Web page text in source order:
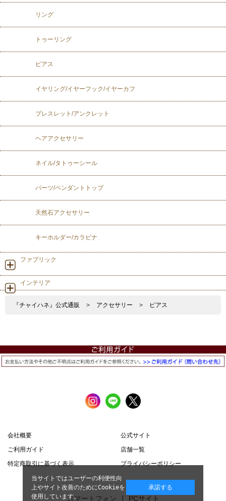
リング
トゥーリング
ピアス
イヤリング/イヤーフック/イヤーカフ
ブレスレット/アンクレット
ヘアアクセサリー
ネイル/タトゥーシール
パーツ/ペンダントトップ
天然石アクセサリー
キーホルダー/カラビナ
ファブリック
インテリア
『チャイハネ』公式通販 > アクセサリー > ピアス
会社概要
公式サイト
ご利用ガイド
店舗一覧
特定商取引に基づく表示
プライバシーポリシー
スマートフォン | PCサイト
当サイトではユーザーの利便性向
上やサイト改善のためにCookieを
使用しています。
承諾する